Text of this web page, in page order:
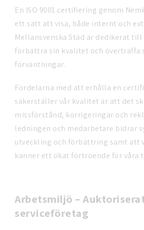
En ISO 9001 certifiering genom
ett sätt att visa, både internt och
Mellansvenska Städ är dedikerat
förbättra sin kvalitet och överträffa
förväntningar.
Fördelarna med att erhålla en
säkerställer vår kvalitet är att det
missförstånd, korrigeringar och
ledningen och medarbetare bidrar
utveckling och förbättring samt att
känner ett ökat förtroende för våra
Arbetsmiljö –
serviceföretag